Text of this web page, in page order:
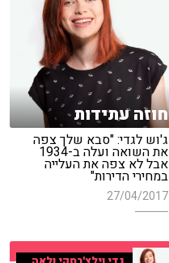
חוזה עתידות
ג'וש לגדי: "סבא שלך צפה
את השואה ועלה ב-1934
אבל לא צפה את העלייה
במחירי הדירות"
27/04/2017